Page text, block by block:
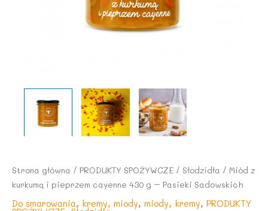
Strona główna / PRODUKTY SPOŻYWCZE / Słodzidła / Miód z
kurkumą i pieprzem cayenne 430 g – Pasieki Sadowskich
Do smarowania, kremy, miody, miody, kremy, PRODUKTY